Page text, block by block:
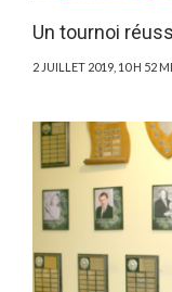
Un tournoi
2 JUILLET 2019, 10 H 52